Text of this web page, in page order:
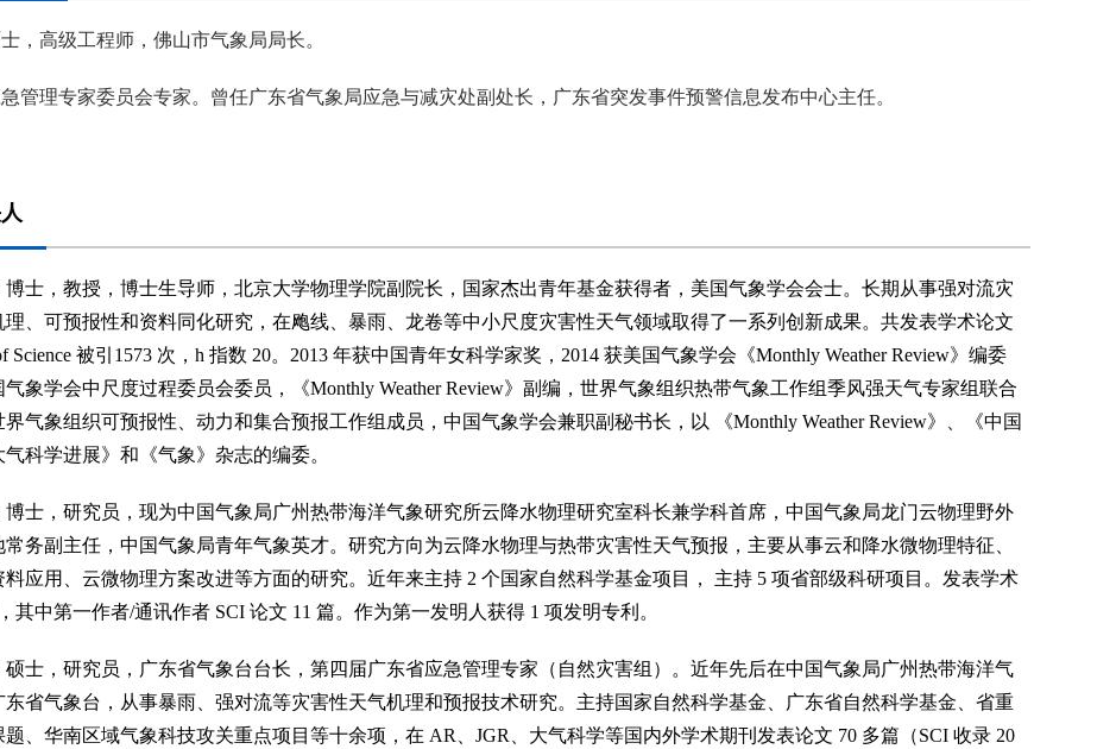
，高级工程师，佛山市气象局局长。
管理专家委员会专家。曾任广东省气象局应急与减灾处副处长，广东省突发事件预警信息发布中心主任。
博士，教授，博士生导师，北京大学物理学院副院长，国家杰出青年基金获得者，美国气象学会会士。长期从事强对流灾
理、可预报性和资料同化研究，在飑线、暴雨、龙卷等中小尺度灾害性天气领域取得了一系列创新成果。共发表学术论文
Science 被引1573 次，h 指数 20。2013 年获中国青年女科学家奖，2014 获美国气象学会《Monthly Weather Review》编委
象学会中尺度过程委员会委员，《Monthly Weather Review》副编，世界气象组织热带气象工作组季风强天气专家组联合
气象组织可预报性、动力和集合预报工作组成员，中国气象学会兼职副秘书长，以 《Monthly Weather Review》、《中国
科学进展》和《气象》杂志的编委。
博士，研究员，现为中国气象局广州热带海洋气象研究所云降水物理研究室科长兼学科首席，中国气象局龙门云物理野外
务副主任，中国气象局青年气象英才。研究方向为云降水物理与热带灾害性天气预报，主要从事云和降水微物理特征、
应用、云微物理方案改进等方面的研究。近年来主持 2 个国家自然科学基金项目， 主持 5 项省部级科研项目。发表学术
其中第一作者/通讯作者 SCI 论文 11 篇。作为第一发明人获得 1 项发明专利。
硕士，研究员，广东省气象台台长，第四届广东省应急管理专家（自然灾害组）。近年先后在中国气象局广州热带海洋气
东省气象台，从事暴雨、强对流等灾害性天气机理和预报技术研究。主持国家自然科学基金、广东省自然科学基金、省重
题、华南区域气象科技攻关重点项目等十余项，在 AR、JGR、大气科学等国内外学术期刊发表论文 70 多篇（SCI 收录 20